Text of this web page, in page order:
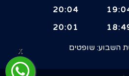
20:04
20:01
השבוע: שופטים X